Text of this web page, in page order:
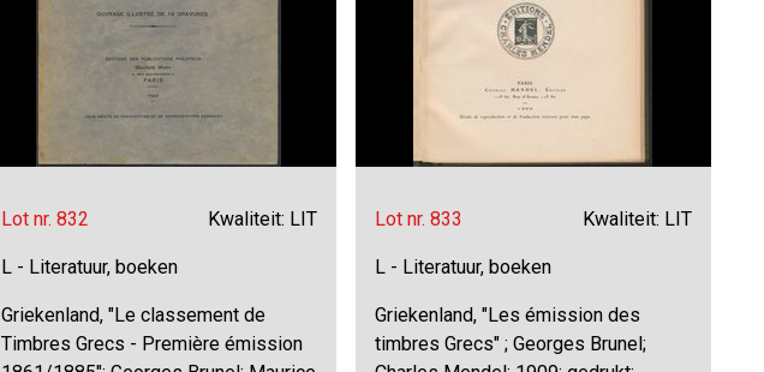
Lot nr. 832 Kwaliteit: LIT
L - Literatuur, boeken
Griekenland, "Le classement de
Timbres Grecs - Première émission
Lot nr. 833 Kwaliteit: LIT
L - Literatuur, boeken
Griekenland, "Les émission des
timbres Grecs" ; Georges Brunel;